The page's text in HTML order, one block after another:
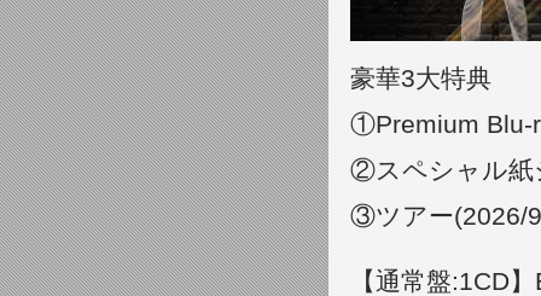
豪華3大特典
①Premium Blu-
②スペシャル紙
③ツアー(2026/
【通常盤:1CD